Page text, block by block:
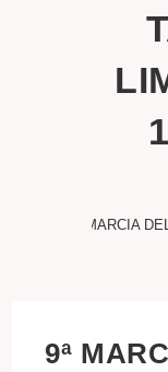
9ª MARCIA
9ª